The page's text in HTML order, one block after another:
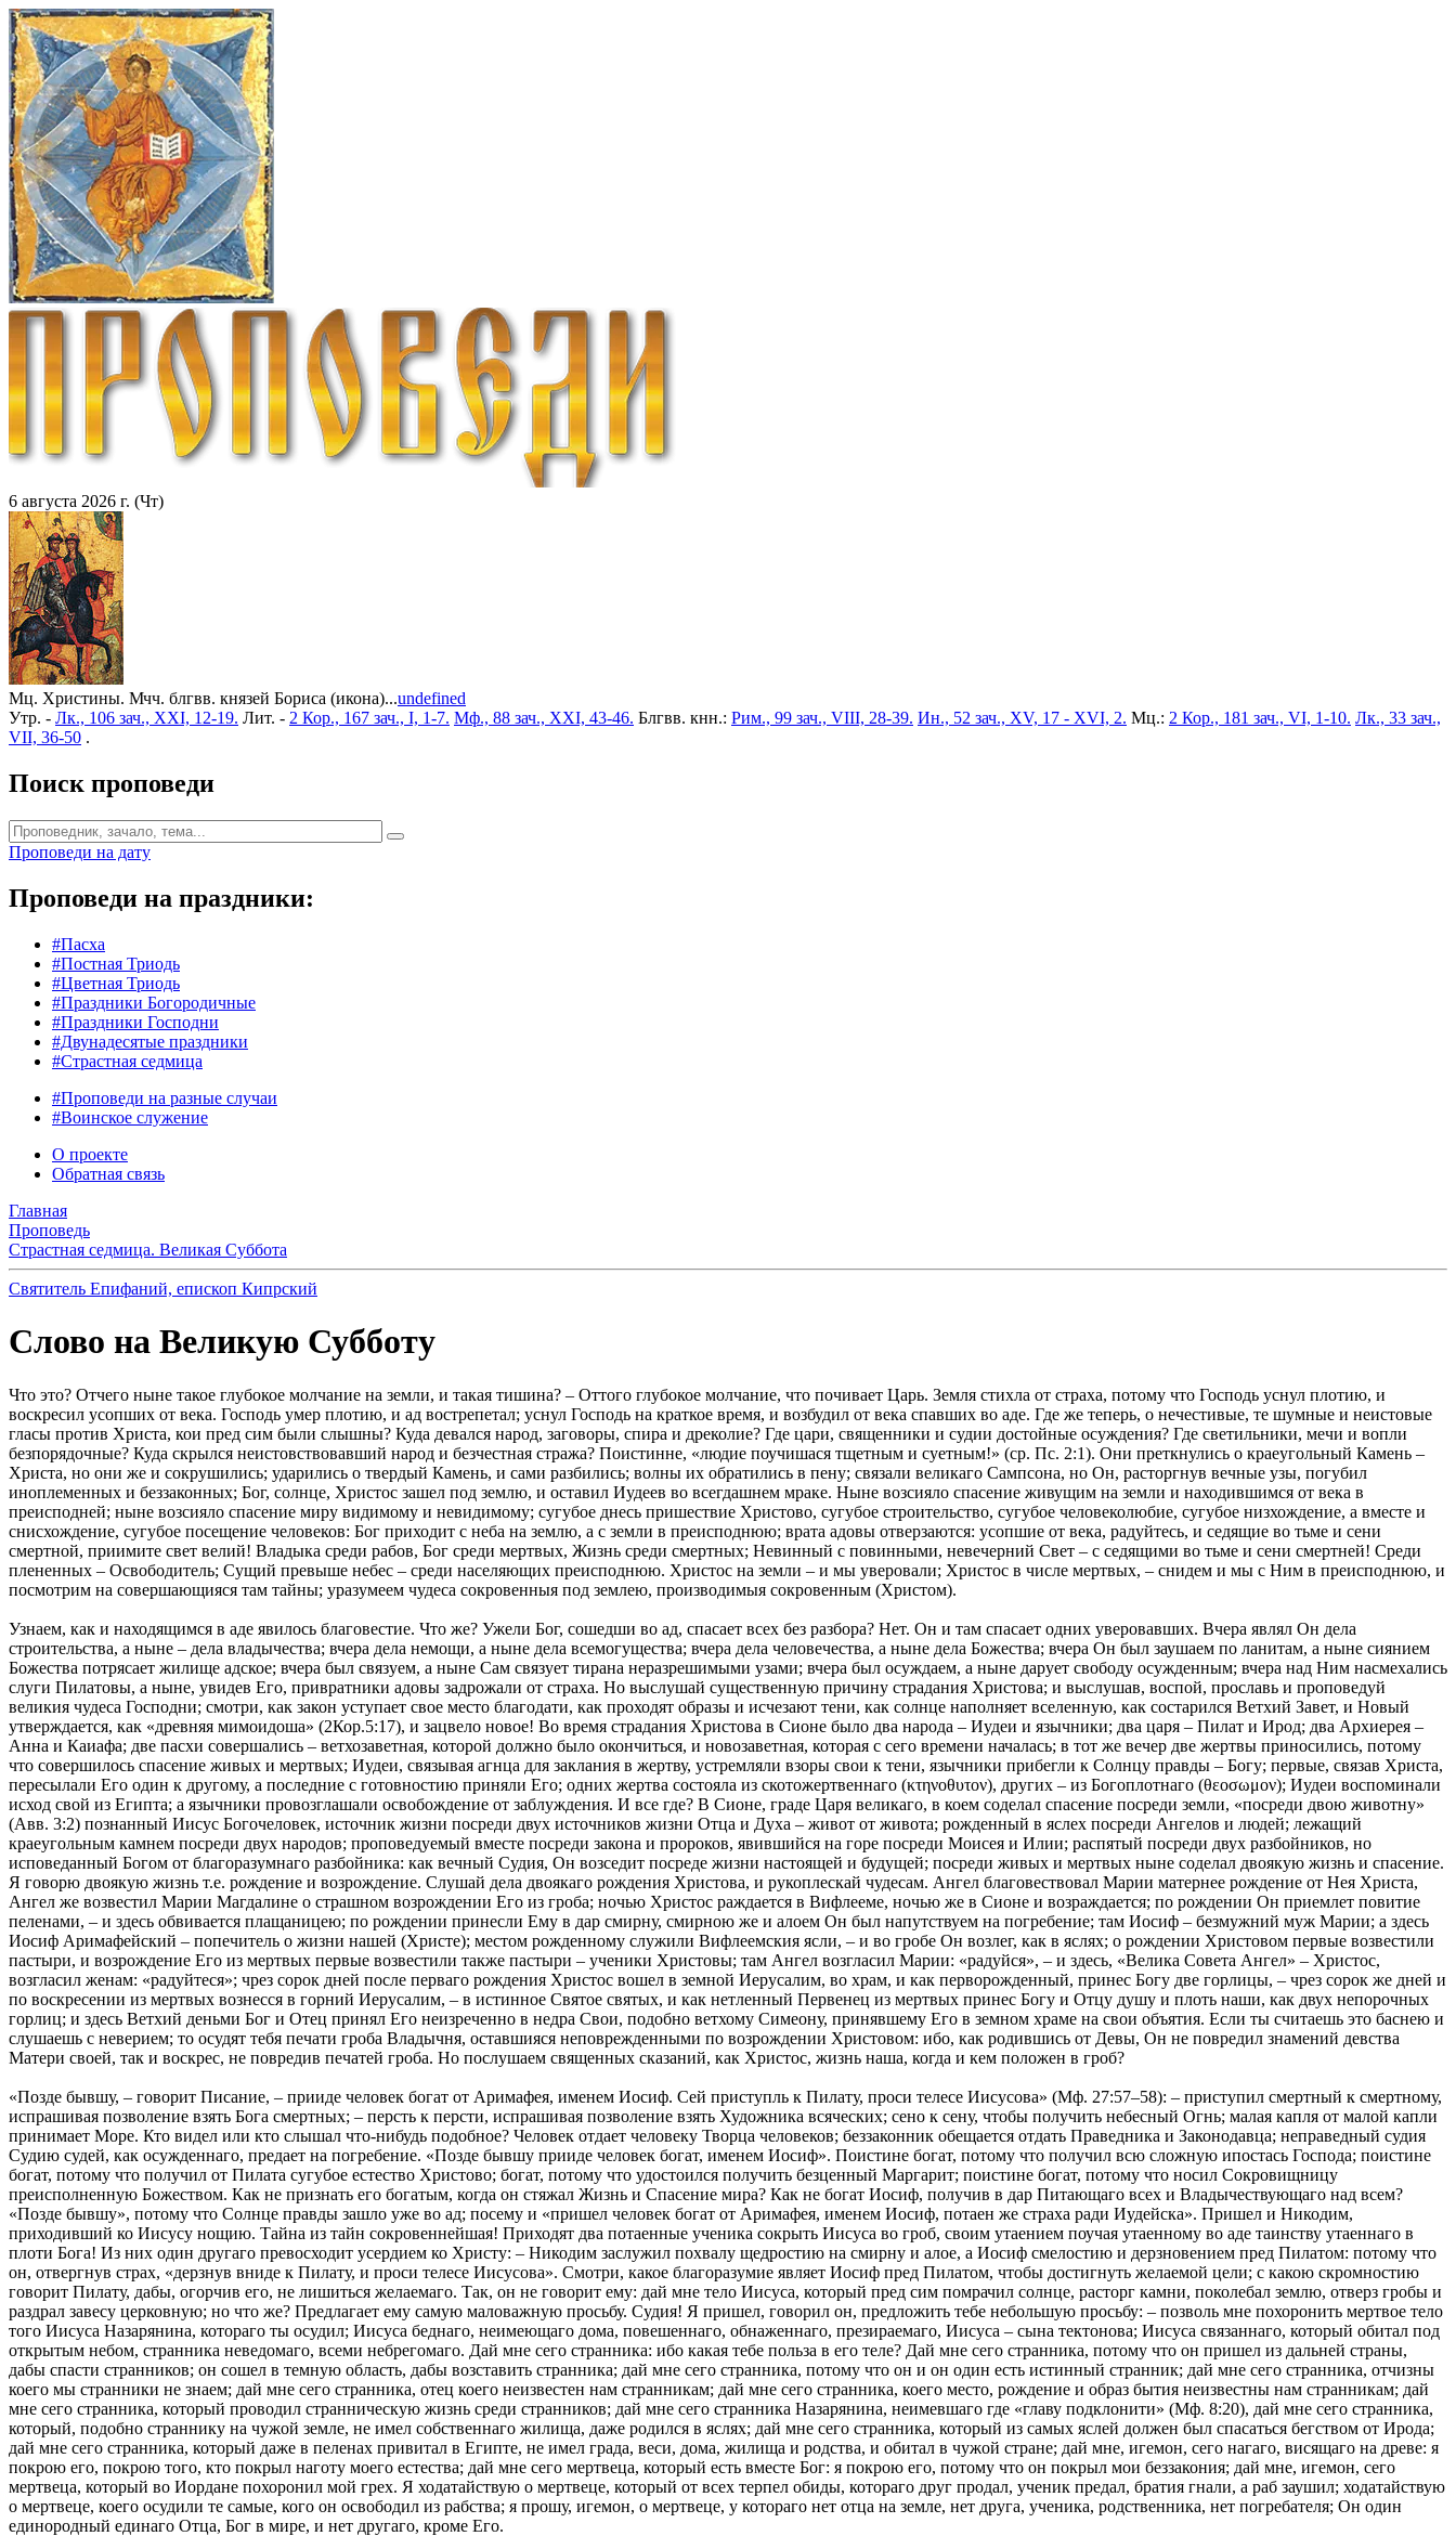
6 августа 2026 г. (Чт)
Мц. Христины. Мчч. блгвв. князей Бориса (икона)...undefined
Утр. - Лк., 106 зач., XXI, 12-19. Лит. - 2 Кор., 167 зач., I, 1-7. Мф., 88 зач., XXI, 43-46. Блгвв. кнн.: Рим., 99 зач., VIII, 28-39. Ин., 52 зач., XV, 17 - XVI, 2. Мц.: 2 Кор., 181 зач., VI, 1-10. Лк., 33 зач.,
VII, 36-50 .
Поиск проповеди
Проповеди на дату
Проповеди на праздники:
#Пасха
#Постная Триодь
#Цветная Триодь
#Праздники Богородичные
#Праздники Господни
#Двунадесятые праздники
#Страстная седмица
#Проповеди на разные случаи
#Воинское служение
О проекте
Обратная связь
Главная
Проповедь
Страстная седмица. Великая Суббота
Святитель Епифаний, епископ Кипрский
Слово на Великую Субботу
Что это? Отчего ныне такое глубокое молчание на земли, и такая тишина? – Оттого глубокое молчание, что почивает Царь. Земля стихла от страха, потому что Господь уснул плотию, и
воскресил усопших от века. Господь умер плотию, и ад вострепетал; уснул Господь на краткое время, и возбудил от века спавших во аде. Где же теперь, о нечестивые, те шумные и неистовые
гласы против Христа, кои пред сим были слышны? Куда девался народ, заговоры, спира и дреколие? Где цари, священники и судии достойные осуждения? Где светильники, мечи и вопли
безпорядочные? Куда скрылся неистовствовавший народ и безчестная стража? Поистинне, «людие поучишася тщетным и суетным!» (ср. Пс. 2:1). Они преткнулись о краеугольный Камень –
Христа, но они же и сокрушились; ударились о твердый Камень, и сами разбились; волны их обратились в пену; связали великаго Сампсона, но Он, расторгнув вечные узы, погубил
иноплеменных и беззаконных; Бог, солнце, Христос зашел под землю, и оставил Иудеев во всегдашнем мраке. Ныне возсияло спасение живущим на земли и находившимся от века в
преисподней; ныне возсияло спасение миру видимому и невидимому; сугубое днесь пришествие Христово, сугубое строительство, сугубое человеколюбие, сугубое низхождение, а вместе и
снисхождение, сугубое посещение человеков: Бог приходит с неба на землю, а с земли в преисподнюю; врата адовы отверзаются: усопшие от века, радуйтесь, и седящие во тьме и сени
смертной, приимите свет велий! Владыка среди рабов, Бог среди мертвых, Жизнь среди смертных; Невинный с повинными, невечерний Свет – с седящими во тьме и сени смертней! Среди
плененных – Освободитель; Сущий превыше небес – среди населяющих преисподнюю. Христос на земли – и мы уверовали; Христос в числе мертвых, – снидем и мы с Ним в преисподнюю, и
посмотрим на совершающияся там тайны; уразумеем чудеса сокровенныя под землею, производимыя сокровенным (Христом).
Узнаем, как и находящимся в аде явилось благовестие. Что же? Ужели Бог, сошедши во ад, спасает всех без разбора? Нет. Он и там спасает одних уверовавших. Вчера являл Он дела
строительства, а ныне – дела владычества; вчера дела немощи, а ныне дела всемогущества; вчера дела человечества, а ныне дела Божества; вчера Он был заушаем по ланитам, а ныне сиянием
Божества потрясает жилище адское; вчера был связуем, а ныне Сам связует тирана неразрешимыми узами; вчера был осуждаем, а ныне дарует свободу осужденным; вчера над Ним насмехались
слуги Пилатовы, а ныне, увидев Его, привратники адовы задрожали от страха. Но выслушай существенную причину страдания Христова; и выслушав, воспой, прославь и проповедуй
великия чудеса Господни; смотри, как закон уступает свое место благодати, как проходят образы и исчезают тени, как солнце наполняет вселенную, как состарился Ветхий Завет, и Новый
утверждается, как «древняя мимоидоша» (2Кор.5:17), и зацвело новое! Во время страдания Христова в Сионе было два народа – Иудеи и язычники; два царя – Пилат и Ирод; два Архиерея –
Анна и Каиафа; две пасхи совершались – ветхозаветная, которой должно было окончиться, и новозаветная, которая с сего времени началась; в тот же вечер две жертвы приносились, потому
что совершилось спасение живых и мертвых; Иудеи, связывая агнца для заклания в жертву, устремляли взоры свои к тени, язычники прибегли к Солнцу правды – Богу; первые, связав Христа,
пересылали Его один к другому, а последние с готовностию приняли Его; одних жертва состояла из скотожертвеннаго (κτηνοθυτον), других – из Богоплотнаго (θεοσωμον); Иудеи воспоминали
исход свой из Египта; а язычники провозглашали освобождение от заблуждения. И все где? В Сионе, граде Царя великаго, в коем соделал спасение посреди земли, «посреди двою животну»
(Авв. 3:2) познанный Иисус Богочеловек, источник жизни посреди двух источников жизни Отца и Духа – живот от живота; рожденный в яслех посреди Ангелов и людей; лежащий
краеугольным камнем посреди двух народов; проповедуемый вместе посреди закона и пророков, явившийся на горе посреди Моисея и Илии; распятый посреди двух разбойников, но
исповеданный Богом от благоразумнаго разбойника: как вечный Судия, Он возседит посреде жизни настоящей и будущей; посреди живых и мертвых ныне соделал двоякую жизнь и спасение.
Я говорю двоякую жизнь т.е. рождение и возрождение. Слушай дела двоякаго рождения Христова, и рукоплескай чудесам. Ангел благовествовал Марии матернее рождение от Нея Христа,
Ангел же возвестил Марии Магдалине о страшном возрождении Его из гроба; ночью Христос раждается в Вифлееме, ночью же в Сионе и возраждается; по рождении Он приемлет повитие
пеленами, – и здесь обвивается плащаницею; по рождении принесли Ему в дар смирну, смирною же и алоем Он был напутствуем на погребение; там Иосиф – безмужний муж Марии; а здесь
Иосиф Аримафейский – попечитель о жизни нашей (Христе); местом рожденному служили Вифлеемския ясли, – и во гробе Он возлег, как в яслях; о рождении Христовом первые возвестили
пастыри, и возрождение Его из мертвых первые возвестили также пастыри – ученики Христовы; там Ангел возгласил Марии: «радуйся», – и здесь, «Велика Совета Ангел» – Христос,
возгласил женам: «радуйтеся»; чрез сорок дней после перваго рождения Христос вошел в земной Иерусалим, во храм, и как перворожденный, принес Богу две горлицы, – чрез сорок же дней и
по воскресении из мертвых вознесся в горний Иерусалим, – в истинное Святое святых, и как нетленный Первенец из мертвых принес Богу и Отцу душу и плоть наши, как двух непорочных
горлиц; и здесь Ветхий деньми Бог и Отец принял Его неизреченно в недра Свои, подобно ветхому Симеону, принявшему Его в земном храме на свои объятия. Если ты считаешь это баснею и
слушаешь с неверием; то осудят тебя печати гроба Владычня, оставшияся неповрежденными по возрождении Христовом: ибо, как родившись от Девы, Он не повредил знамений девства
Матери своей, так и воскрес, не повредив печатей гроба. Но послушаем священных сказаний, как Христос, жизнь наша, когда и кем положен в гроб?
«Позде бывшу, – говорит Писание, – прииде человек богат от Аримафея, именем Иосиф. Сей приступль к Пилату, проси телесе Иисусова» (Мф. 27:57–58): – приступил смертный к смертному,
испрашивая позволение взять Бога смертных; – персть к персти, испрашивая позволение взять Художника всяческих; сено к сену, чтобы получить небесный Огнь; малая капля от малой капли
принимает Море. Кто видел или кто слышал что-нибудь подобное? Человек отдает человеку Творца человеков; беззаконник обещается отдать Праведника и Законодавца; неправедный судия
Судию судей, как осужденнаго, предает на погребение. «Позде бывшу прииде человек богат, именем Иосиф». Поистине богат, потому что получил всю сложную ипостась Господа; поистине
богат, потому что получил от Пилата сугубое естество Христово; богат, потому что удостоился получить безценный Маргарит; поистине богат, потому что носил Сокровищницу
преисполненную Божеством. Как не признать его богатым, когда он стяжал Жизнь и Спасение мира? Как не богат Иосиф, получив в дар Питающаго всех и Владычествующаго над всем?
«Позде бывшу», потому что Солнце правды зашло уже во ад; посему и «пришел человек богат от Аримафея, именем Иосиф, потаен же страха ради Иудейска». Пришел и Никодим,
приходивший ко Иисусу нощию. Тайна из тайн сокровеннейшая! Приходят два потаенные ученика сокрыть Иисуса во гроб, своим утаением поучая утаенному во аде таинству утаеннаго в
плоти Бога! Из них один другаго превосходит усердием ко Христу: – Никодим заслужил похвалу щедростию на смирну и алое, а Иосиф смелостию и дерзновением пред Пилатом: потому что
он, отвергнув страх, «дерзнув вниде к Пилату, и проси телесе Иисусова». Смотри, какое благоразумие являет Иосиф пред Пилатом, чтобы достигнуть желаемой цели; с какою скромностию
говорит Пилату, дабы, огорчив его, не лишиться желаемаго. Так, он не говорит ему: дай мне тело Иисуса, который пред сим помрачил солнце, расторг камни, поколебал землю, отверз гробы и
раздрал завесу церковную; но что же? Предлагает ему самую маловажную просьбу. Судия! Я пришел, говорил он, предложить тебе небольшую просьбу: – позволь мне похоронить мертвое тело
того Иисуса Назарянина, котораго ты осудил; Иисуса беднаго, неимеющаго дома, повешеннаго, обнаженнаго, презираемаго, Иисуса – сына тектонова; Иисуса связаннаго, который обитал под
открытым небом, странника неведомаго, всеми небрегомаго. Дай мне сего странника: ибо какая тебе польза в его теле? Дай мне сего странника, потому что он пришел из дальней страны,
дабы спасти странников; он сошел в темную область, дабы возставить странника; дай мне сего странника, потому что он и он один есть истинный странник; дай мне сего странника, отчизны
коего мы странники не знаем; дай мне сего странника, отец коего неизвестен нам странникам; дай мне сего странника, коего место, рождение и образ бытия неизвестны нам странникам; дай
мне сего странника, который проводил странническую жизнь среди странников; дай мне сего странника Назарянина, неимевшаго где «главу подклонити» (Мф. 8:20), дай мне сего странника,
который, подобно страннику на чужой земле, не имел собственнаго жилища, даже родился в яслях; дай мне сего странника, который из самых яслей должен был спасаться бегством от Ирода;
дай мне сего странника, который даже в пеленах привитал в Египте, не имел града, веси, дома, жилища и родства, и обитал в чужой стране; дай мне, игемон, сего нагаго, висящаго на древе: я
покрою его, покрою того, кто покрыл наготу моего естества; дай мне сего мертвеца, который есть вместе Бог: я покрою его, потому что он покрыл мои беззакония; дай мне, игемон, сего
мертвеца, который во Иордане похоронил мой грех. Я ходатайствую о мертвеце, который от всех терпел обиды, котораго друг продал, ученик предал, братия гнали, а раб заушил; ходатайствую
о мертвеце, коего осудили те самые, кого он освободил из рабства; я прошу, игемон, о мертвеце, у котораго нет отца на земле, нет друга, ученика, родственника, нет погребателя; Он один
единородный единаго Отца, Бог в мире, и нет другаго, кроме Его.